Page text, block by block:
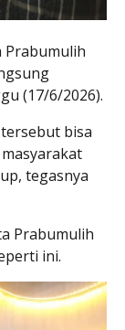
Prabumulih
(17/6/2026).
bisa
tegasnya
Prabumulih
ini.